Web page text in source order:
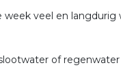
week veel en
of